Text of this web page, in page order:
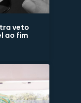
veto
ao fim